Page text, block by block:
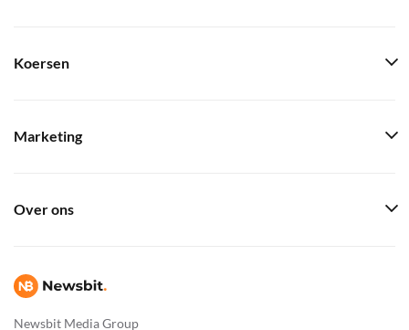
Newsbit Media Group
Koersen
Marketing
Over ons